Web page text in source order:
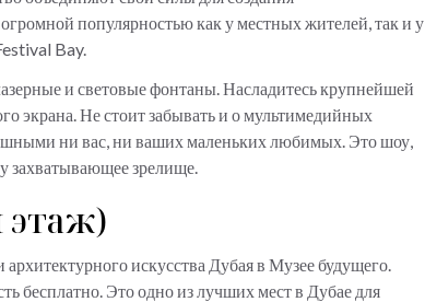
популярностью как у местных жителей, так и у
Bay.
и световые фонтаны. Насладитесь крупнейшей
экрана. Не стоит забывать и о мультимедийных
ни вас, ни ваших маленьких любимых. Это шоу,
захватывающее зрелище.
этаж)
искусства Дубая в Музее будущего.
бесплатно. Это одно из лучших мест в Дубае для